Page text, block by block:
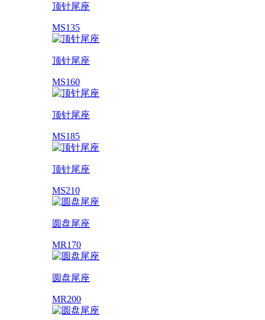
顶针尾座
MS135
顶针尾座
MS160
顶针尾座
MS185
顶针尾座
MS210
圆盘尾座
MR170
圆盘尾座
MR200